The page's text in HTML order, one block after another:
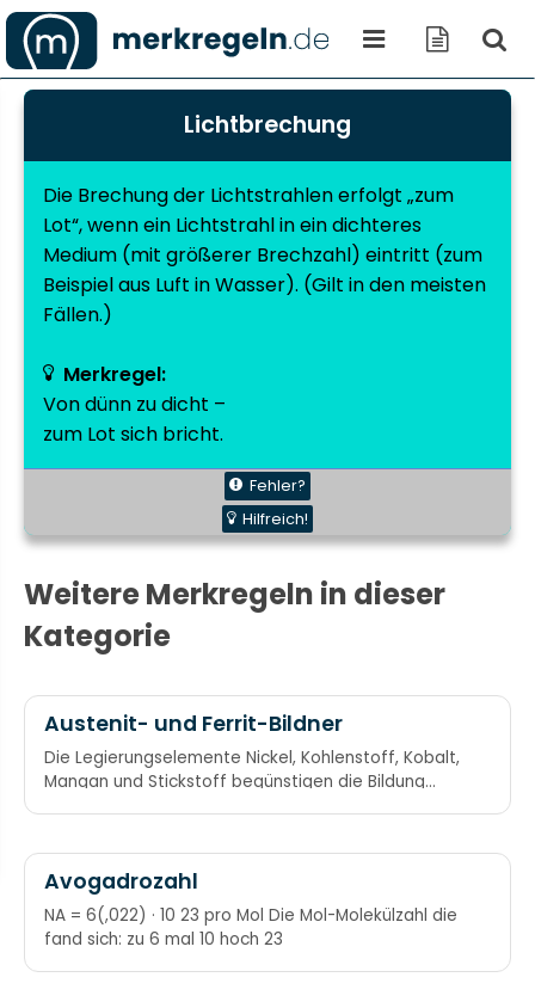
Lichtbrechung
Die Brechung der Lichtstrahlen erfolgt „zum
Lot“, wenn ein Lichtstrahl in ein dichteres
Medium (mit größerer Brechzahl) eintritt (zum
Beispiel aus Luft in Wasser). (Gilt in den meisten
Fällen.)
Merkregel:
Von dünn zu dicht –
zum Lot sich bricht.
Fehler?
Hilfreich!
Weitere Merkregeln in dieser
Kategorie
Austenit- und Ferrit-Bildner
Die Legierungselemente Nickel, Kohlenstoff, Kobalt,
Mangan und Stickstoff begünstigen die Bildung
Vanadium und Wolfram begünstigen die Bildung
eines ferritischen Gefüges bei Stählen.
Austenitbildner: NiCCo-ManN macht Gamma an
Ferritbildner: CrAlTiTaSiMoVW
Avogadrozahl
NA = 6(,022) · 10 23 pro Mol Die Mol-Molekülzahl die
fand sich: zu 6 mal 10 hoch 23